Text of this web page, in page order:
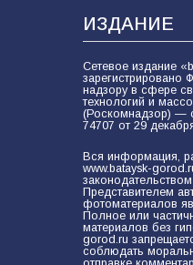
ИЗДАНИЕ
Сетевое издание
зарегистрировано
надзору в сфере
технологий и
(Роскомнадзор) —
74707 от 29
Вся информация,
www.bataysk-
Представителем
фотоматериалов
Полное или
материалов без
gorod.ru
соблюдать